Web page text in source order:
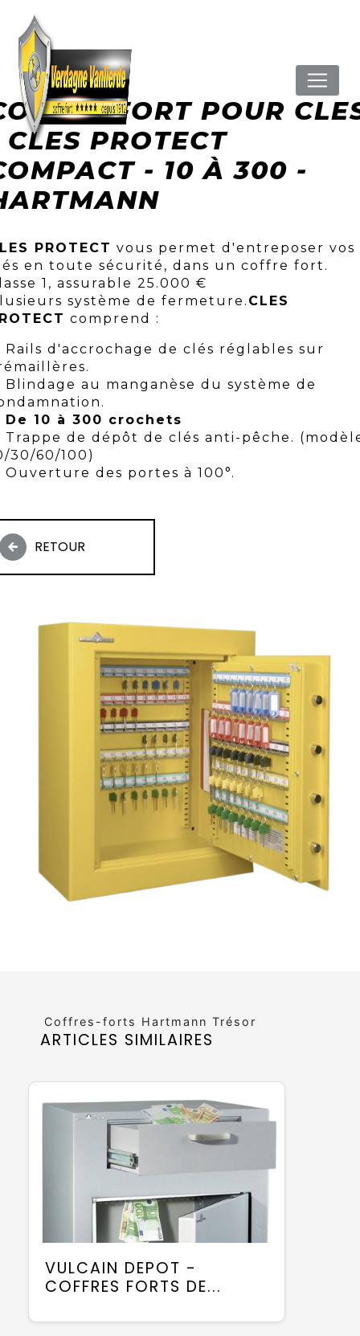
FORT POUR
PROTECT
- 10 À 300 -
PROTECT vous permet d'entreposer vos
en toute sécurité, dans un coffre fort.
1, assurable 25.000 €
système de fermeture. CLES
comprend :
Rails d'accrochage de clés réglables sur
Blindage au manganèse du système de
De 10 à 300 crochets
Trappe de dépôt de clés anti-pêche.
30/60/100)
Ouverture des portes à 100°.
RETOUR
Coffres-forts Hartmann Trésor
ARTICLES SIMILAIRES
VULCAIN DEPOT -
COFFRES FORTS DE...